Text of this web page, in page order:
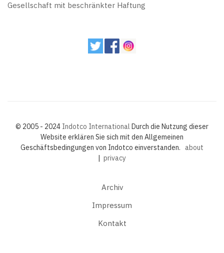
Gesellschaft mit beschränkter Haftung
© 2005 - 2024 Indotco International Durch die Nutzung dieser
Website erklären Sie sich mit den Allgemeinen
Geschäftsbedingungen von Indotco einverstanden. about
| privacy
Archiv
Impressum
Kontakt